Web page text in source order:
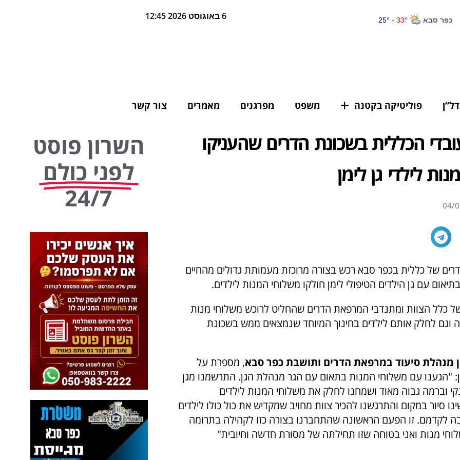
6 באוגוסט 2026 12:45
פוליטיקה בקטנה משפט מפרגנים מאמרים צור קשר
הכללית בשכונת הדרים שהעניקו
לילדי גן לימן
04/
של כללית בכפר סבא רכש בצורה מרוכזת מעמותת גדולים מהחיים
עם גן הילדים הטיפולי לימן חולקו משלוחי המנות לילדים.
כלל הצוות ומתנדבי המרפאת הדרים שהחליט לרוכש משלוחי מנות
וגם לחלק אותם לילדים בחינוך המיוחד שנמצאים ממש בשכונת
מנהלת סיעוד במרפאת הדרים ותושבת כפר סבא, מספרת על
"הגענו עם משלוחי המנות בתאום עם הגר מנהלת הגן. התרשמנו מגן
נקי וברמה גבוה מאוד ושמחנו לחלק את משלוחי המנות לילדים
סיור במקום והתרגשנו להכיר צוות מחויב שמקדיש את כול כולו לילדים
לקדמם. זו הפעם הראשונה שהתחברנו בצורה כזו לקהילה בתרומה
מנות ואני בטוחה שזו תחילתה של מסורת חדשה וחיובית"
השרון פוסט
לפני כולם
24/7